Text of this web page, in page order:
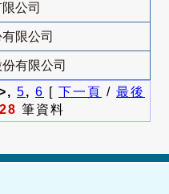
公司
限公司
有限公司
5, 6 [ 下一頁 / 最後
筆資料